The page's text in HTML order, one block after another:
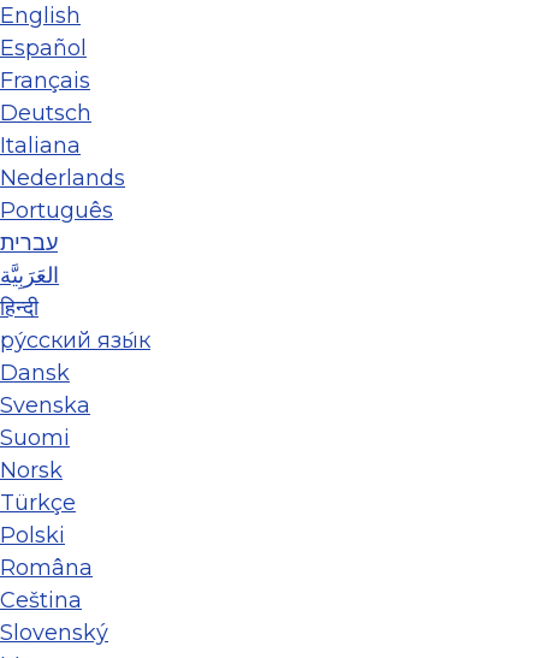
English
Español
Français
Deutsch
Italiana
Nederlands
Português
עברית
العَرَبِيَّة
हिन्दी
ру́сский язы́к
Dansk
Svenska
Suomi
Norsk
Türkçe
Polski
Româna
Ceština
Slovenský